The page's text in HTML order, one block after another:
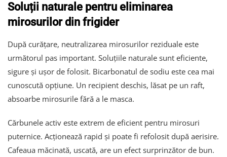
Soluții naturale pentru eliminarea
mirosurilor din frigider
După curățare, neutralizarea mirosurilor reziduale este
următorul pas important. Soluțiile naturale sunt eficiente,
sigure și ușor de folosit. Bicarbonatul de sodiu este cea mai
cunoscută opțiune. Un recipient deschis, lăsat pe un raft,
absoarbe mirosurile fără a le masca.
Cărbunele activ este extrem de eficient pentru mirosuri
puternice. Acționează rapid și poate fi refolosit după aerisire.
Cafeaua măcinată, uscată, are un efect surprinzător de bun.